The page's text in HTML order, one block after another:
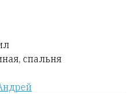
спальня